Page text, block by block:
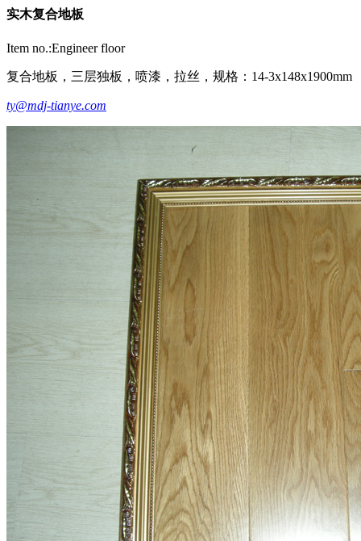
实木复合地板
Item no.:Engineer floor
复合地板，三层独板，喷漆，拉丝，规格：14-3x148x1900mm
ty@mdj-tianye.com